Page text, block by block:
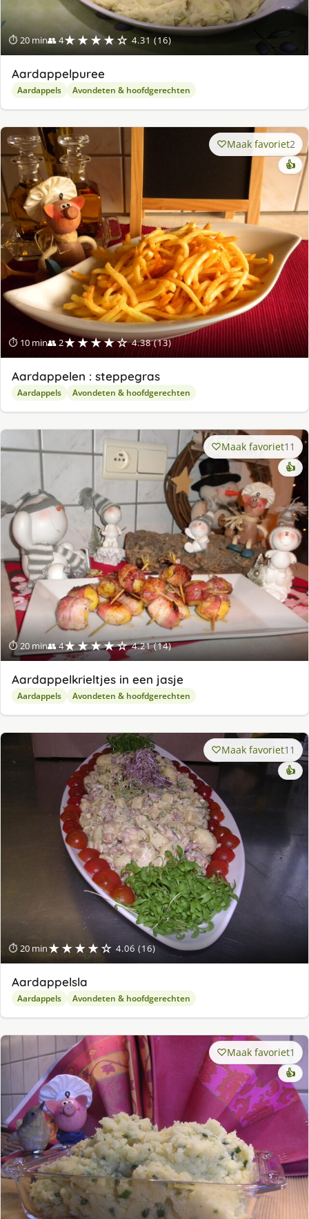
⏱ 20 min👥 4★★★★☆ 4.31 (16)
Aardappelpuree
Aardappels Avondeten & hoofdgerechten
⏱ 10 min👥 2★★★★☆ 4.38 (13)
Maak favoriet2
👍
Aardappelen : steppegras
Aardappels Avondeten & hoofdgerechten
⏱ 20 min👥 4★★★★☆ 4.21 (14)
Maak favoriet11
👍
Aardappelkrieltjes in een jasje
Aardappels Avondeten & hoofdgerechten
⏱ 20 min★★★★☆ 4.06 (16)
Maak favoriet11
👍
Aardappelsla
Aardappels Avondeten & hoofdgerechten
Maak favoriet1
👍